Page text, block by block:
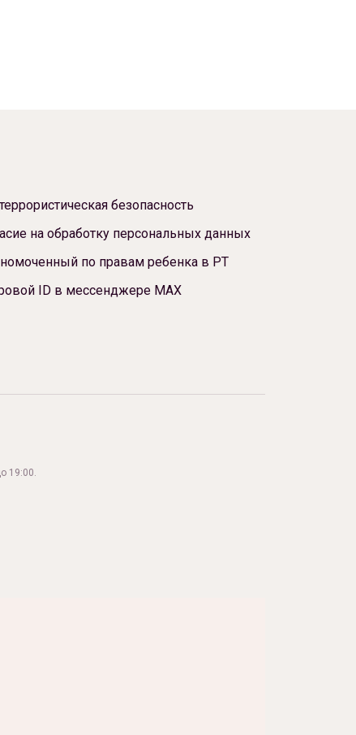
безопасность
на обработку персональных данных
по правам ребенка в РТ
ID в мессенджере МАХ
19:00.